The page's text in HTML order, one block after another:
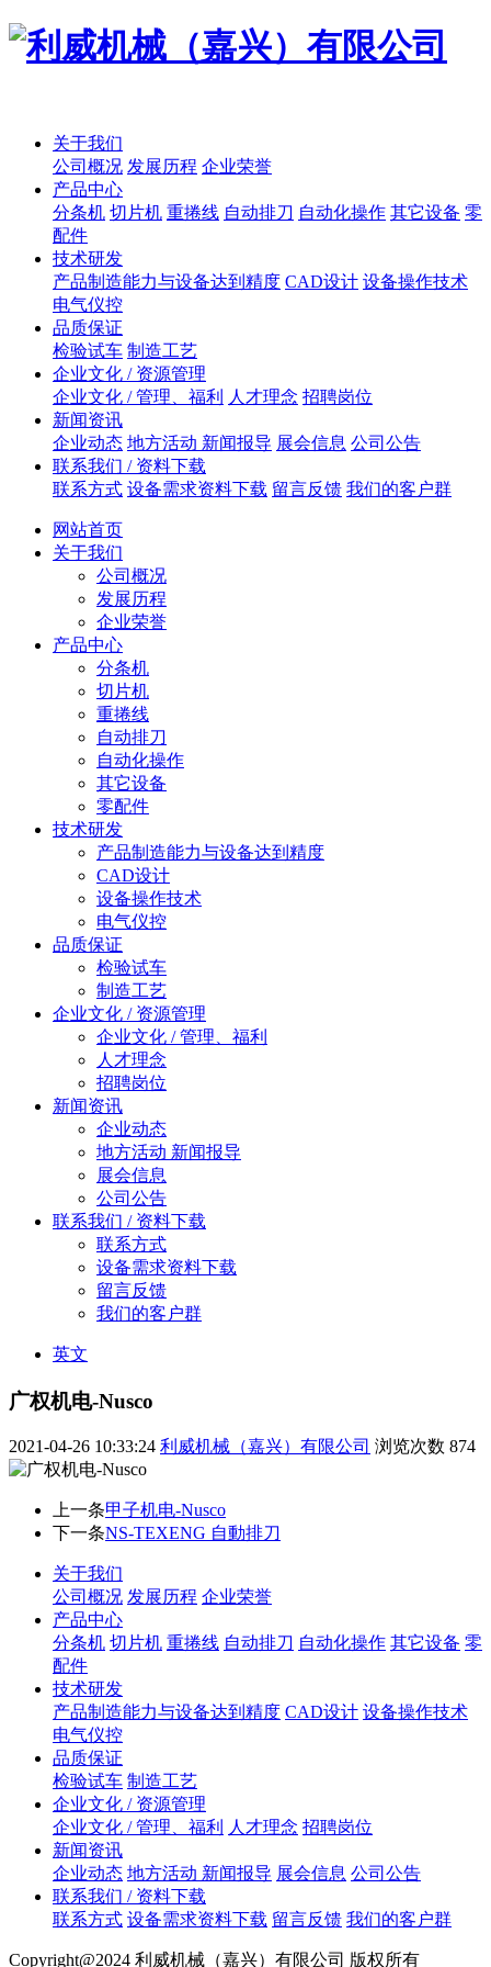
关于我们
公司概况 发展历程 企业荣誉
产品中心
分条机 切片机 重捲线 自动排刀 自动化操作 其它设备 零
配件
技术研发
产品制造能力与设备达到精度 CAD设计 设备操作技术
电气仪控
品质保证
检验试车 制造工艺
企业文化 / 资源管理
企业文化 / 管理、福利
人才理念 招聘岗位
新闻资讯
企业动态 地方活动 新闻报导 展会信息 公司公告
联系我们 / 资料下载
联系方式 设备需求资料下载 留言反馈 我们的客户群
网站首页
关于我们
公司概况
发展历程
企业荣誉
产品中心
分条机
切片机
重捲线
自动排刀
自动化操作
其它设备
零配件
技术研发
产品制造能力与设备达到精度
CAD设计
设备操作技术
电气仪控
品质保证
检验试车
制造工艺
企业文化 / 资源管理
企业文化 / 管理、福利
人才理念
招聘岗位
新闻资讯
企业动态
地方活动 新闻报导
展会信息
公司公告
联系我们 / 资料下载
联系方式
设备需求资料下载
留言反馈
我们的客户群
英文
广权机电-Nusco
2021-04-26 10:33:24 利威机械（嘉兴）有限公司 浏览次数 874
上一条甲子机电-Nusco
下一条NS-TEXENG 自動排刀
关于我们
公司概况 发展历程 企业荣誉
产品中心
分条机 切片机 重捲线 自动排刀 自动化操作 其它设备 零
配件
技术研发
产品制造能力与设备达到精度 CAD设计 设备操作技术
电气仪控
品质保证
检验试车 制造工艺
企业文化 / 资源管理
企业文化 / 管理、福利
人才理念 招聘岗位
新闻资讯
企业动态 地方活动 新闻报导 展会信息 公司公告
联系我们 / 资料下载
联系方式 设备需求资料下载 留言反馈 我们的客户群
Copyright@2024 利威机械（嘉兴）有限公司 版权所有